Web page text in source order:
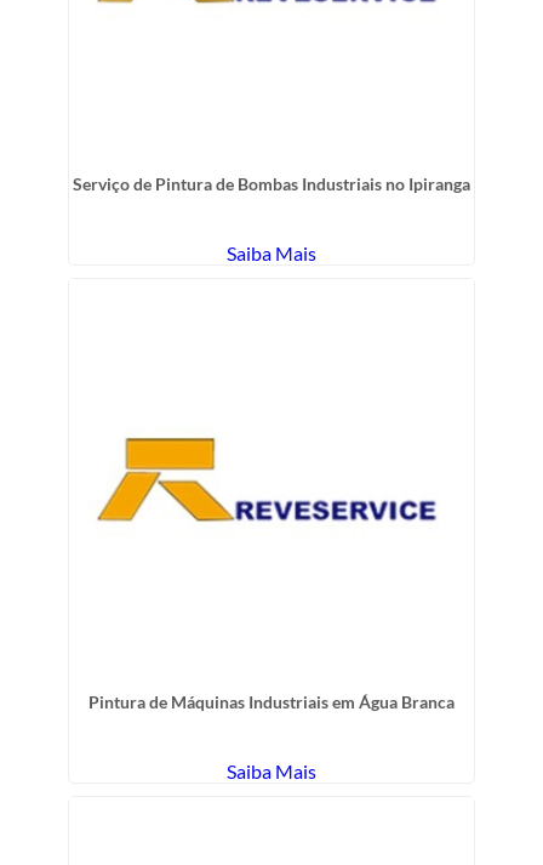
Serviço de Pintura de Bombas Industriais no Ipiranga
Saiba Mais
Pintura de Máquinas Industriais em Água Branca
Saiba Mais